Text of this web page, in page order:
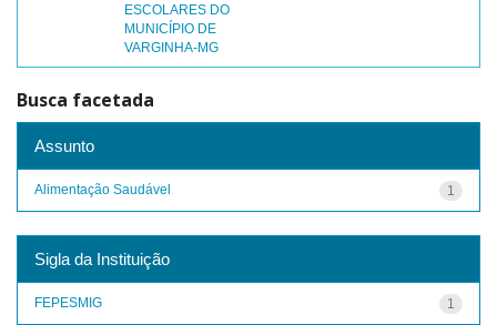
ESCOLARES DO
MUNICÍPIO DE
VARGINHA-MG
Busca facetada
Assunto
1
Alimentação Saudável
Sigla da Instituição
1
FEPESMIG